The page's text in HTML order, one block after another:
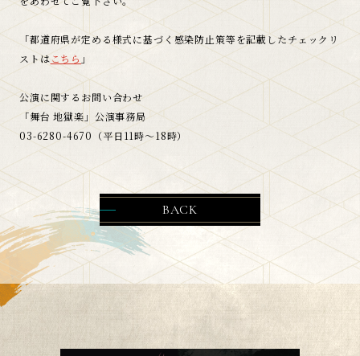
「都道府県が定める様式に基づく感染防止策等を記載したチェックリ
ストはこちら 」
公演に関するお問い合わせ
「舞台 地獄楽」公演事務局
03-6280-4670（平日11時～18時）
BACK